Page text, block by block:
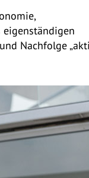
Nachfolge